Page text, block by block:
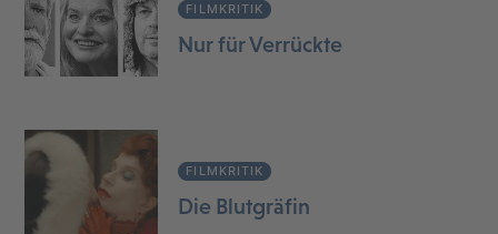
FILMKRITIK
Nur für Verrückte
FILMKRITIK
Die Blutgräfin